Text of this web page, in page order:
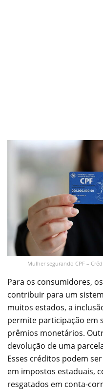
Mulher segurando CPF –
Para os consumidores,
contribuir para um
muitos estados, a
permite participação em
prêmios monetários.
devolução de uma
Esses créditos podem
em impostos estaduais,
resgatados em conta-